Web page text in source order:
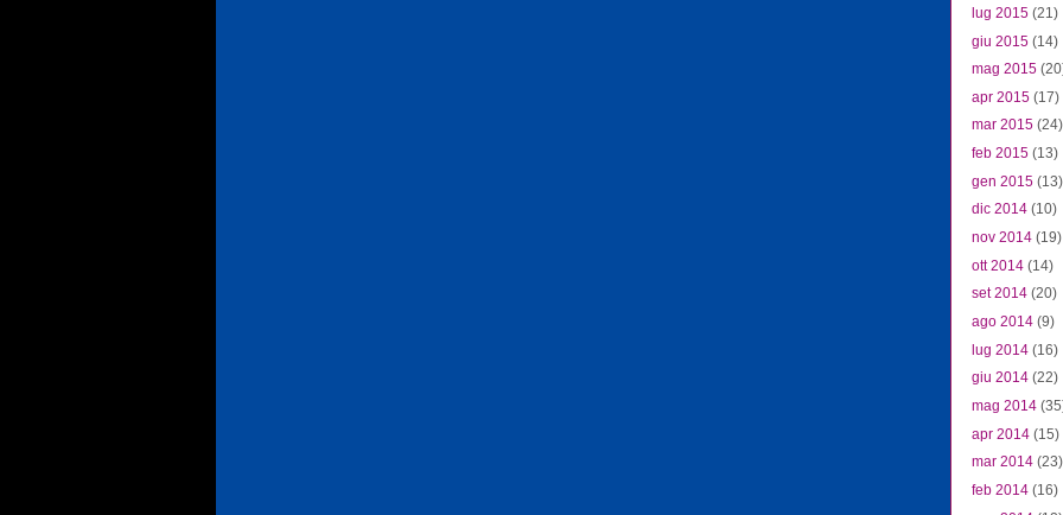
lug 2015 (21)
giu 2015 (14)
mag 2015
apr 2015 (17)
mar 2015 (24)
feb 2015 (13)
gen 2015 (13)
dic 2014 (10)
nov 2014 (19)
ott 2014 (14)
set 2014 (20)
ago 2014 (9)
lug 2014 (16)
giu 2014 (22)
mag 2014
apr 2014 (15)
mar 2014 (23)
feb 2014 (16)